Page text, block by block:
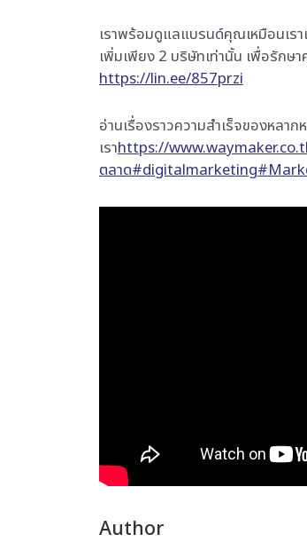
เราพร้อมดูแลแบรนด์คุณเหมือนเร
เพิ่มเพียง 2 บริษัทเท่านั้น เพื่อรัก
https://lin.ee/857przi
อ่านเรื่องราวความสำเร็จของหลา
เราhttps://
ตลาด#digitalmarketing
Author